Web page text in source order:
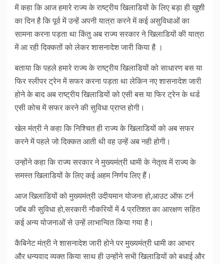
में कहा कि आज हमारे राज्य के राष्ट्रीय खिलाडियों के लिए बड़ा ही खुशी
का दिन है कि पूर्व में उन्हें अपनी यात्रा करने में कई असुविधाओं का
सामना करना पड़ता था किंतु अब राज्य सरकार ने खिलाडियों की यात्रा
में आ रही दिक्कतों को लेकर शासनादेश जारी किया है ।
बताया कि पहले हमारे राज्य के राष्ट्रीय खिलाडियों को साधारण बस या
फिर स्लीपर ट्रेन में सफर करना पड़ता था लेकिन नए शासनादेश जारी
होने के बाद अब राष्ट्रीय खिलाडियों को एसी बस या फिर ट्रेन के थर्ड
एसी कोच में सफर करने की सुविधा प्राप्त होगी।
खेल मंत्री ने कहा कि निश्चित ही राज्य के खिलाडियों को अब सफर
करने में पहले जो दिक्कत आती थी वह उन्हें अब नही होगी।
उन्होंने कहा कि राज्य सरकार ने मुख्यमंत्री धामी के नेतृत्व में राज्य के
समस्त खिलाडियों के लिए कई अहम निर्णय लिए हैं।
आज खिलाडियों को मुख्यमंत्री उदीयमान योजना हो,आउट ऑफ टर्न
जॉब की सुविधा हो,सरकारी नौकरियों में 4 प्रतिशत का आरक्षण सहित
कई अन्य योजनाओं से उन्हें लाभान्वित किया गया है।
कैबिनेट मंत्री ने शासनादेश जारी होने पर मुख्यमंत्री धामी का आभार
और धन्यवाद व्यक्त किया साथ ही उन्होंने सभी खिलाडियों को बधाई और